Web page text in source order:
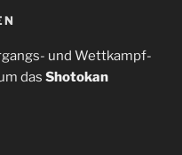
und Wettkampf-
das Shotokan